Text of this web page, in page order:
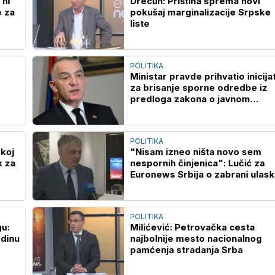
za
pokušaj marginalizacije Srpske
liste
POLITIKA
Ministar pravde prihvatio
za brisanje sporne odredbe iz
predloga zakona o javnom
za
POLITIKA
"Nisam izneo ništa novo sem
nespornih činjenica": Lučić za
Euronews Srbija o zabrani
POLITIKA
Milićević: Petrovačka cesta
najbolnije mesto nacionalnog
pamćenja stradanja Srba